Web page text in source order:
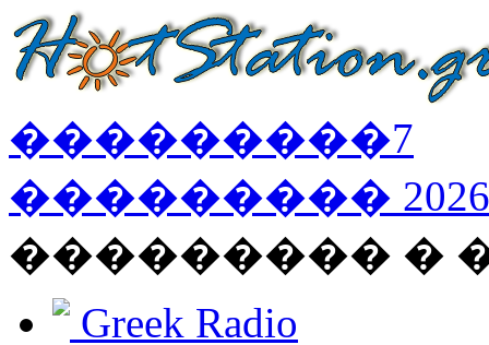
���������7
��������� 2026
��������� �
Greek Radio